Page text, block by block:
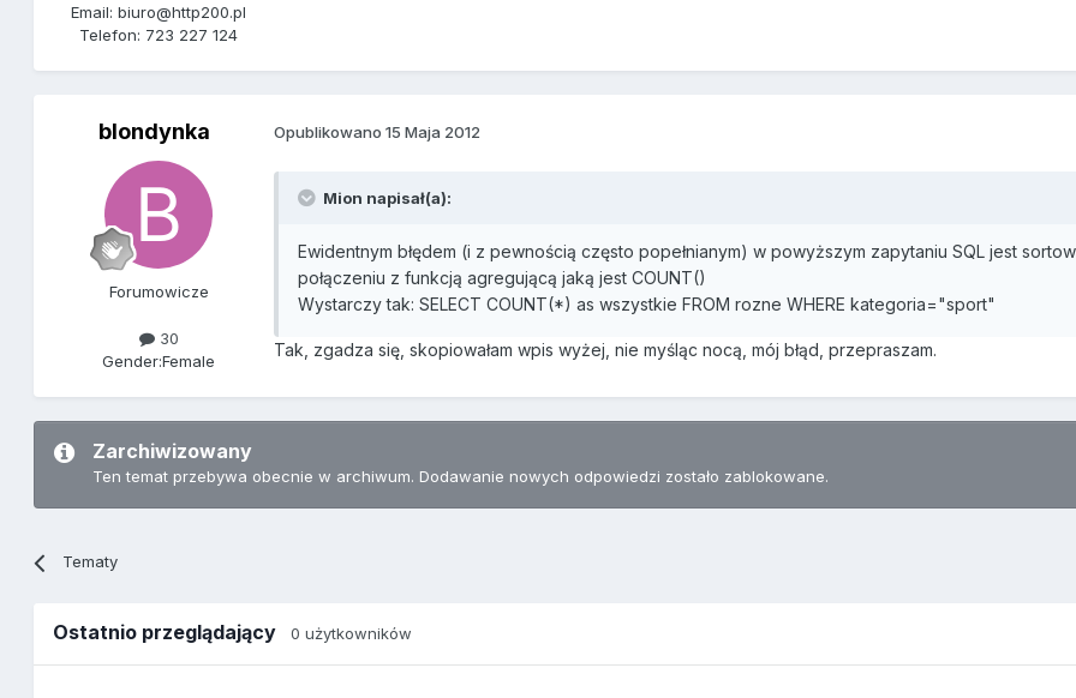
Email: biuro@http200.pl
Telefon: 723 227 124
blondynka
Forumowicze
30
Gender:Female
Opublikowano15 Maja 2012
Mion napisał(a):
Ewidentnym błędem (i z pewnością często popełnianym) w powyższym zapytaniu SQL jest
połączeniu z funkcją agregującą jaką jest COUNT()
Wystarczy tak: SELECT COUNT(*) as wszystkie FROM rozne WHERE kategoria="sport"
Tak, zgadza się, skopiowałam wpis wyżej, nie myśląc nocą, mój błąd, przepraszam.
Zarchiwizowany
Ten temat przebywa obecnie w archiwum. Dodawanie nowych odpowiedzi zostało zablokowane.
Tematy
Ostatnio przeglądający0 użytkowników